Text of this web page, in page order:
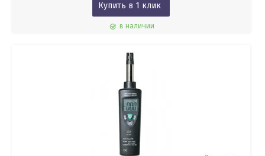
Купить в 1 клик
в наличии